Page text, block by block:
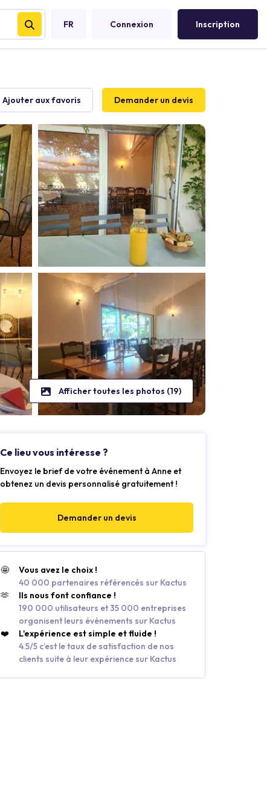
FR Connexion Inscription
Ajouter aux favoris Demander un devis
Afficher toutes les photos (19)
Ce lieu vous intéresse ?
Envoyez le brief de votre événement à Anne et
obtenez un devis personnalisé gratuitement !
Demander un devis
🤩
Vous avez le choix !
40 000 partenaires référencés sur Kactus
🫶
Ils nous font confiance !
190 000 utilisateurs et 35 000 entreprises
organisent leurs événements sur Kactus
❤️
L'expérience est simple et fluide !
4.5/5 c’est le taux de satisfaction de nos
clients suite à leur expérience sur Kactus